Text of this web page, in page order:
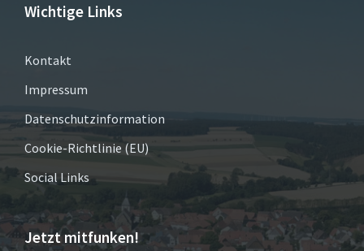
Wichtige Links
Kontakt
Impressum
Datenschutzinformation
Cookie-Richtlinie (EU)
Social Links
Jetzt mitfunken!